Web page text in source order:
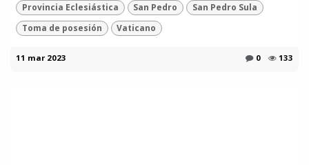
Provincia Eclesiástica San Pedro
San Pedro Sula
Toma de posesión
Vaticano
11 mar 2023 0 133